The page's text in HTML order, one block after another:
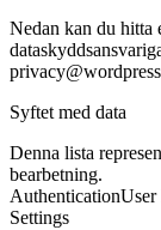
Nedan kan du hitta
Syftet med data
Denna lista
bearbetning.
AuthenticationUser
Settings